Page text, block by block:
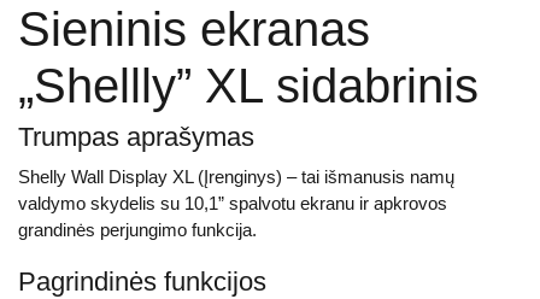
Sieninis ekranas
„Shellly” XL sidabrinis
Trumpas aprašymas
Shelly Wall Display XL (Įrenginys) – tai išmanusis namų
valdymo skydelis su 10,1” spalvotu ekranu ir apkrovos
grandinės perjungimo funkcija.
Pagrindinės funkcijos